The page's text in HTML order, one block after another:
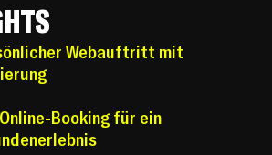
Webauftritt mit
Booking für ein